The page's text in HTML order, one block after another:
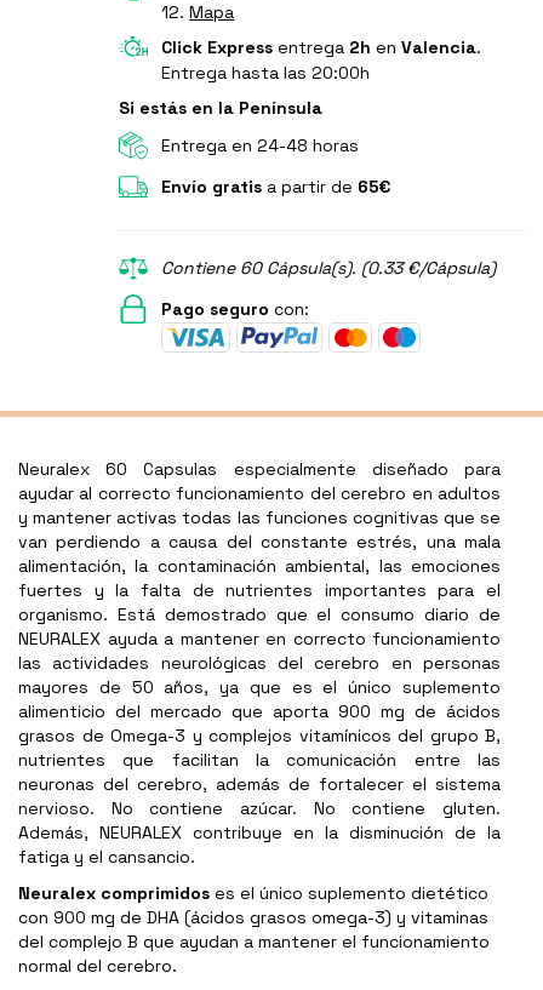
12.Mapa
Click Express entrega 2h enValencia.
Entrega hasta las 20:00h
Si estás en la Península
Entrega en 24-48 horas
Envío gratis a partir de 65€
Contiene 60 Cápsula(s). (0.33 €/Cápsula)
Pago seguro con:
Neuralex 60 Capsulas especialmente diseñado para
ayudar al correcto funcionamiento del cerebro en adultos
y mantener activas todas las funciones cognitivas que se
van perdiendo a causa del constante estrés, una mala
alimentación, la contaminación ambiental, las emociones
fuertes y la falta de nutrientes importantes para el
organismo. Está demostrado que el consumo diario de
NEURALEX ayuda a mantener en correcto funcionamiento
las actividades neurológicas del cerebro en personas
mayores de 50 años, ya que es el único suplemento
alimenticio del mercado que aporta 900 mg de ácidos
grasos de Omega-3 y complejos vitamínicos del grupo B,
nutrientes que facilitan la comunicación entre las
neuronas del cerebro, además de fortalecer el sistema
nervioso. No contiene azúcar. No contiene gluten.
Además, NEURALEX contribuye en la disminución de la
fatiga y el cansancio.
Neuralex comprimidos es el único suplemento dietético
con 900 mg de DHA (ácidos grasos omega-3) y vitaminas
del complejo B que ayudan a mantener el funcionamiento
normal del cerebro.